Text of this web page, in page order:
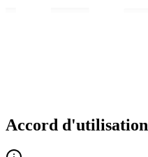
Accord d'utilisation